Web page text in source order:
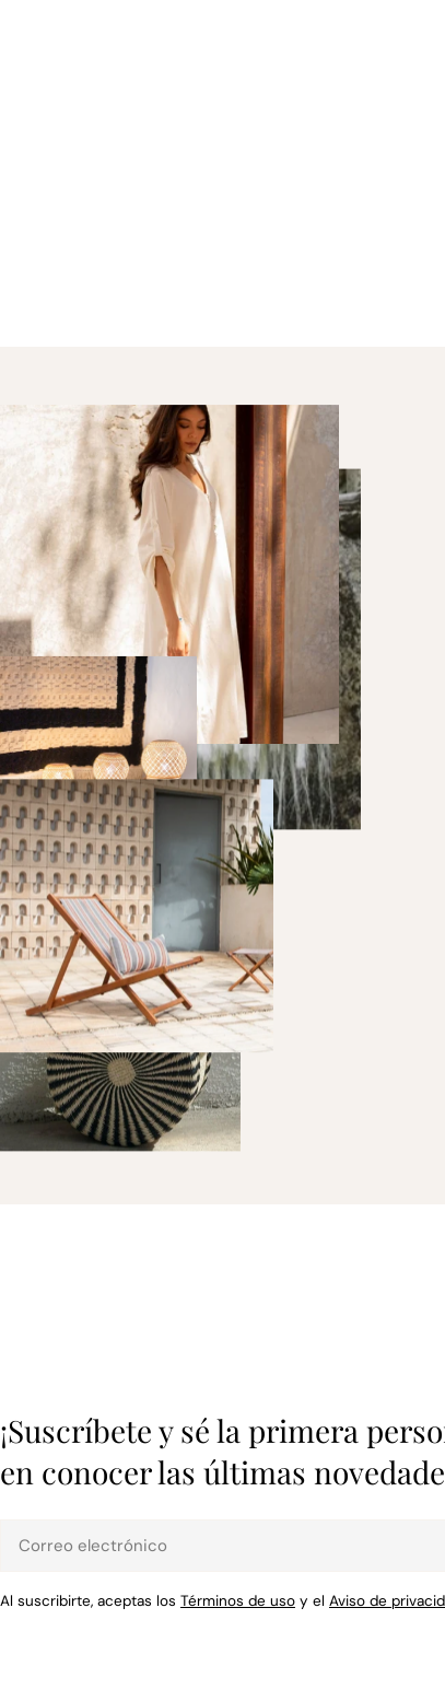
¡Suscríbete y sé la primera
en conocer las últimas
electrónico
Al suscribirte, aceptas los Términos de uso y el Aviso de